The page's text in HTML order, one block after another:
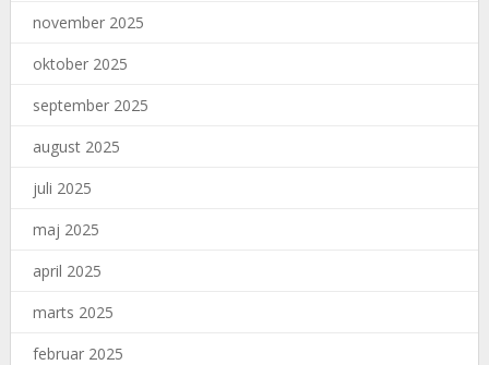
november 2025
oktober 2025
september 2025
august 2025
juli 2025
maj 2025
april 2025
marts 2025
februar 2025